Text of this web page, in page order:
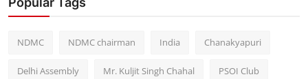
NDMC NDMC chairman India Chanakyapuri
Delhi Assembly Mr. Kuljit Singh Chahal PSOI Club